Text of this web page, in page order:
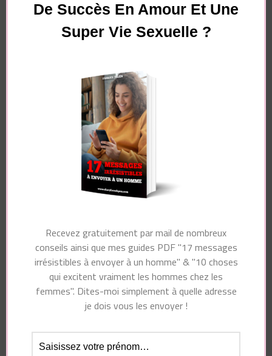
Navigation
LACHER PRISE EN
AMOUR ET AU LIT –
psychologie offerte
phrases qui prouvent
Vous pourriez également aimer...
Laisser un commentaire
champs obligatoires sont indiqués avec
De Succès En Amour Et Une
Super Vie Sexuelle ?
Recevez gratuitement par mail de nombreux
conseils ainsi que mes guides PDF "17 messages
irrésistibles à envoyer à un homme" & "10 choses
qui excitent vraiment les hommes chez les
femmes". Dites-moi simplement à quelle adresse
je dois vous les envoyer !